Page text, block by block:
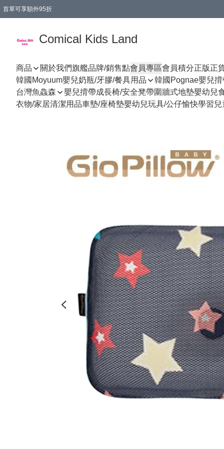
首單可享額外95折
Comical Kids Land
商品 關於我們旗艦品牌/銷售點會員專區會員積分正版正
韓國Moyuum嬰兒奶瓶/牙膠/餐具用品
韓國Pognae嬰兒揹
台灣魚鱻森
嬰兒揹帶成長椅/安全凳帶圍牆式地墊嬰幼兒
衣物/家居清潔用品車墊/座椅墊嬰幼兒玩具/公仔愉快學習